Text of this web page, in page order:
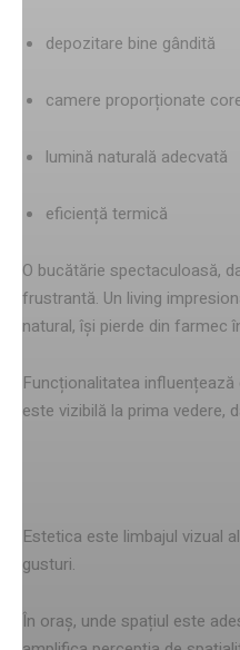
depozitare bine gândită
camere proporționate
lumină naturală adecvată
eficiență termică
O bucătărie spectaculoasă,
frustrantă. Un living
natural, își pierde din farmec
Funcționalitatea
este vizibilă la prima vedere,
Estetica este limbajul vizual
gusturi.
În oraș, unde spațiul este